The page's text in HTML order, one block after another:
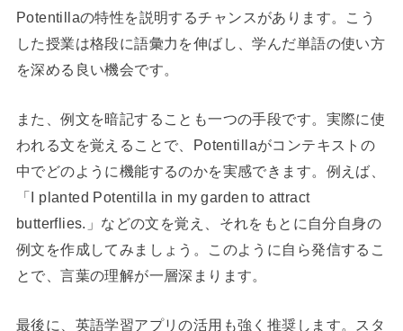
Potentillaの特性を説明するチャンスがあります。こう
した授業は格段に語彙力を伸ばし、学んだ単語の使い方
を深める良い機会です。
また、例文を暗記することも一つの手段です。実際に使
われる文を覚えることで、Potentillaがコンテキストの
中でどのように機能するのかを実感できます。例えば、
「I planted Potentilla in my garden to attract
butterflies.」などの文を覚え、それをもとに自分自身の
例文を作成してみましょう。このように自ら発信するこ
とで、言葉の理解が一層深まります。
最後に、英語学習アプリの活用も強く推奨します。スタ